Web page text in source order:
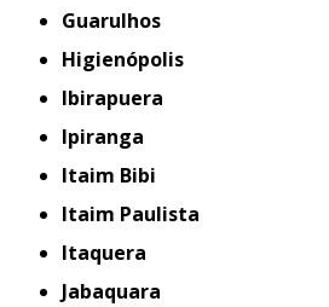
Guarulhos
Higienópolis
Ibirapuera
Ipiranga
Itaim Bibi
Itaim Paulista
Itaquera
Jabaquara